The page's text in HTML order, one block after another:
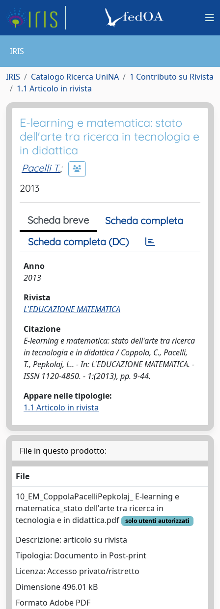
IRIS
IRIS Catalogo Ricerca UniNA
1 Contributo su Rivista
1.1 Articolo in rivista
E-learning e matematica: stato
dell'arte tra ricerca in tecnologia e
in didattica
Pacelli T.;
2013
Scheda breve
Scheda completa
Scheda completa (DC)
Anno
2013
Rivista
L'EDUCAZIONE MATEMATICA
Citazione
E-learning e matematica: stato dell'arte tra ricerca
in tecnologia e in didattica / Coppola, C., Pacelli,
T., Pepkolaj, L.. - In: L'EDUCAZIONE MATEMATICA. -
ISSN 1120-4850. - 1:(2013), pp. 9-44.
Appare nelle tipologie:
1.1 Articolo in rivista
File in questo prodotto:
File
10_EM_CoppolaPacelliPepkolaj_ E-learning e
matematica_stato dell'arte tra ricerca in
tecnologia e in didattica.pdf
solo utenti autorizzati
Descrizione: articolo su rivista
Tipologia: Documento in Post-print
Licenza: Accesso privato/ristretto
Dimensione 496.01 kB
Formato Adobe PDF